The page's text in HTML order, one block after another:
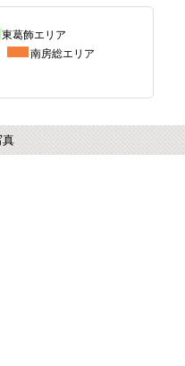
東葛飾エリア
南房総エリア
真